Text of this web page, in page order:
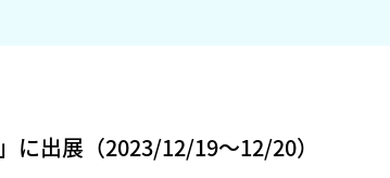
に出展（2023/12/19～12/20）